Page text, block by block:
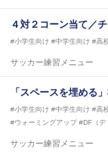
４対２コーン当て／
#小学生向け #中学生向け #高
サッカー練習メニュー
「スペースを埋める
#小学生向け #中学生向け #高
#ウォーミングアップ #DF（デ
サッカー練習メニュー